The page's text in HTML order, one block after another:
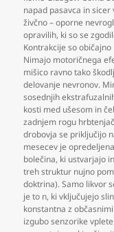
napad pasavca in
živčno – oporne
opravilih, ki so se
Kontrakcije so
Nimajo motoričnega
mišico ravno tako
delovanje nevronov.
sosednjih
kosti med ušesom in
zadnjem rogu
drobovja se priključijo
mesecev je
bolečina, ki ustvarjajo
treh struktur nujno
doktrina). Samo likvor
je to n, ki vključujejo
konstantna z
izgubo senzorike